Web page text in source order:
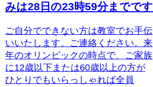
みは28日の23時59分までです
ご自分でできない方は教室でお手伝
いいたします。ご連絡ください。来
年のオリンピックの時点で、ご家族
に12歳以下または60歳以上の方が
ひとりでもいらっしゃれば全員